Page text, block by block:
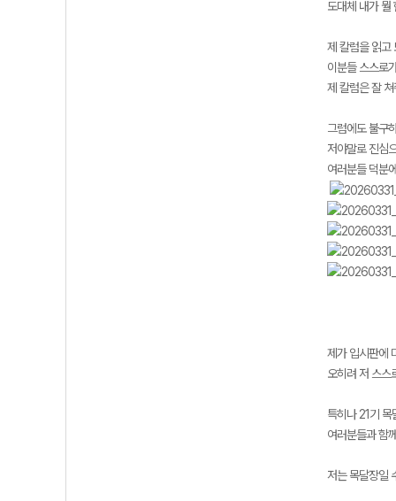
도대체 내가 뭘
제 칼럼을 읽고
이분들 스스로
제 칼럼은 잘
그럼에도 불구
저야말로 진심
여러분들 덕분
제가 입시판에
오히려 저 스스
특히나 21기 목
여러분들과 함
저는 목달장일